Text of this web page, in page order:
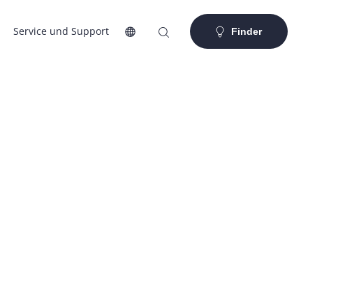
Service und Support Finder